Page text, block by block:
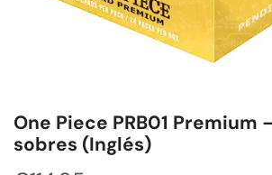
One Piece PRB01 Premium
sobres (Inglés)